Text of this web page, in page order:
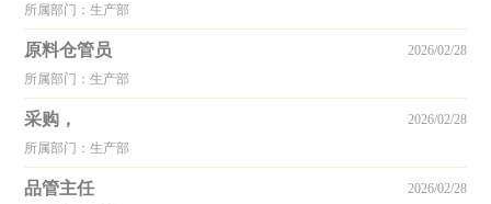
所属部门：生产部
原料仓管员
所属部门：生产部
2026/02/28
采购，
所属部门：生产部
2026/02/28
品管主任 2026/02/28